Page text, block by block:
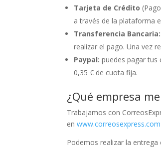
Tarjeta de Crédito
a través de la plataforma
Transferencia Bancaria:
realizar el pago. Una vez
Paypal: puedes pagar tus
0,35 € de cuota fija.
¿Qué empresa
Trabajamos con
enwww.correosexpress.com
Podemos realizar la